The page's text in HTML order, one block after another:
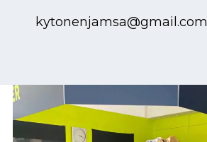
kytonenjamsa@gmail.com